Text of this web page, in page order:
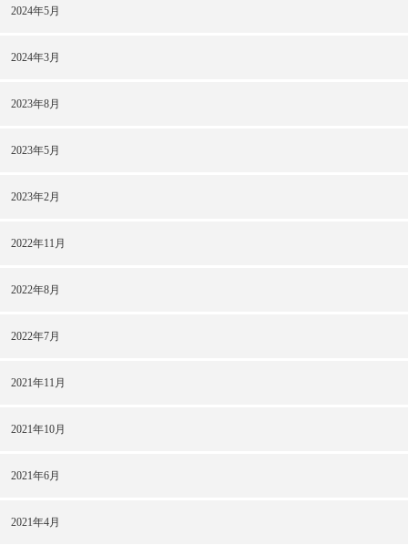
2024年5月
2024年3月
2023年8月
2023年5月
2023年2月
2022年11月
2022年8月
2022年7月
2021年11月
2021年10月
2021年6月
2021年4月